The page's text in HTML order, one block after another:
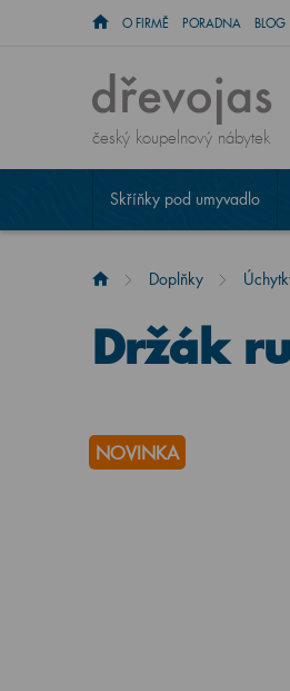
O FIRMĚ PORADNA BLOG
český koupelnový nábytek
Skříňky pod umyvadlo
Doplňky
Držák
NOVINKA